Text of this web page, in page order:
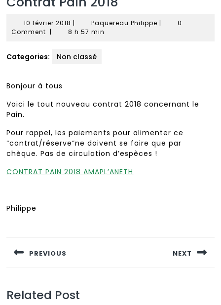
10 février 2018 10
février
| Paquereau Philippe Paquereau
|
0
Comment | 8 h 57 min
Categories: Non classé
Bonjour à tous
Voici le tout nouveau contrat 2018 concernant le
Pain.
Pour rappel, les paiements pour alimenter ce
“contrat/réserve”ne doivent se faire que par
chèque. Pas de circulation d’espèces !
CONTRAT PAIN 2018 AMAPL’ANETH
Philippe
l’article
PREVIOUS NEXT
Related Post